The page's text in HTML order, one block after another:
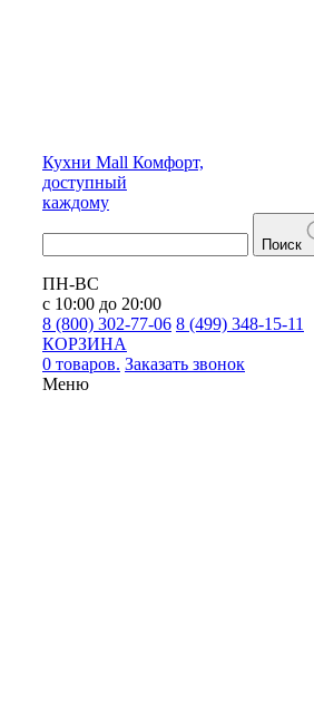
Кухни Mall Комфорт,
доступный
каждому
Поиск
ПН-ВС
с 10:00 до 20:00
8 (800) 302-77-06 8 (499) 348-15-11
КОРЗИНА
0 товаров. Заказать звонок
Меню